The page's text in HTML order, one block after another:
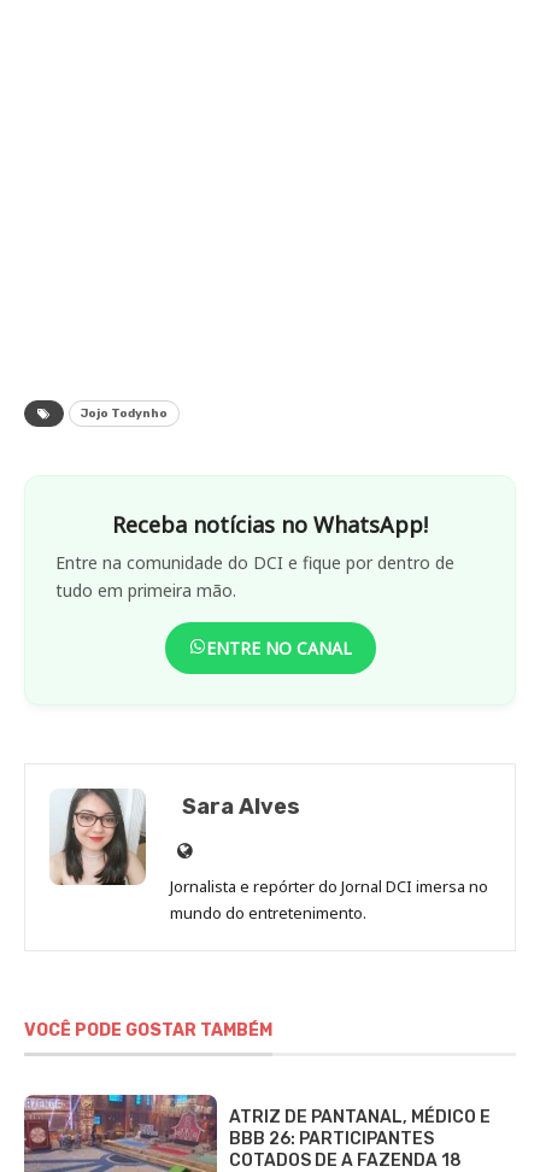
Jojo Todynho
Receba notícias no WhatsApp!
Entre na comunidade do DCI e fique por dentro de
tudo em primeira mão.
ENTRE NO CANAL
Sara Alves
Site
de
Sara
Jornalista e repórter do Jornal DCI imersa no
mundo do entretenimento.
VOCÊ PODE GOSTAR TAMBÉM
ATRIZ DE PANTANAL, MÉDICO E
BBB 26: PARTICIPANTES
COTADOS DE A FAZENDA 18